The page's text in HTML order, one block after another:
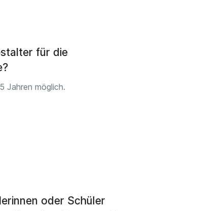
für die
Jahren möglich.
oder Schüler